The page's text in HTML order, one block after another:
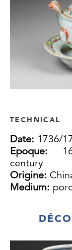
TECHNICAL
Date: 1736/
Epoque:
century
Origine:
Medium: